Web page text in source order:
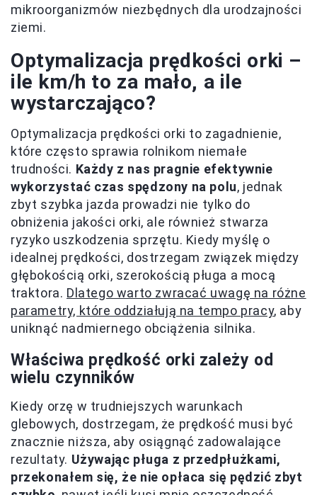
mikroorganizmów niezbędnych dla urodzajności
ziemi.
Optymalizacja prędkości orki –
ile km/h to za mało, a ile
wystarczająco?
Optymalizacja prędkości orki to zagadnienie,
które często sprawia rolnikom niemałe
trudności. Każdy z nas pragnie efektywnie
wykorzystać czas spędzony na polu, jednak
zbyt szybka jazda prowadzi nie tylko do
obniżenia jakości orki, ale również stwarza
ryzyko uszkodzenia sprzętu. Kiedy myślę o
idealnej prędkości, dostrzegam związek między
głębokością orki, szerokością pługa a mocą
traktora. Dlatego warto zwracać uwagę na różne
parametry, które oddziałują na tempo pracy, aby
uniknąć nadmiernego obciążenia silnika.
Właściwa prędkość orki zależy od
wielu czynników
Kiedy orzę w trudniejszych warunkach
glebowych, dostrzegam, że prędkość musi być
znacznie niższa, aby osiągnąć zadowalające
rezultaty. Używając pługa z przedpłużkami,
przekonałem się, że nie opłaca się pędzić zbyt